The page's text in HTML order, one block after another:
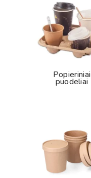
Popieriniai
puodeliai